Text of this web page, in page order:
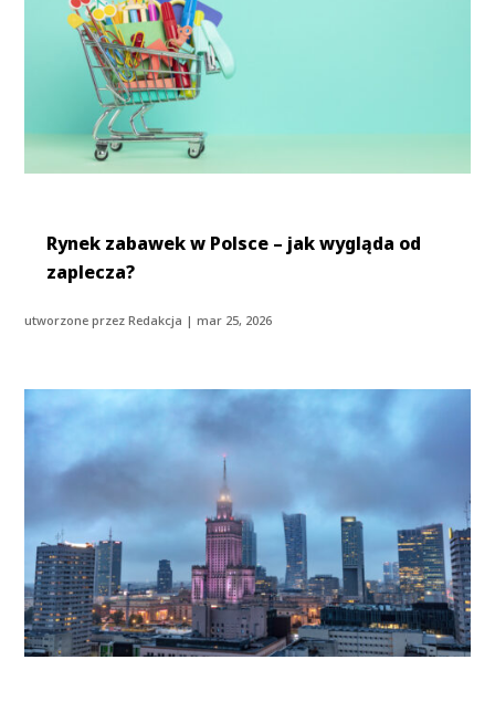
Rynek zabawek w Polsce – jak wygląda od
zaplecza?
utworzone przezRedakcja |mar 25, 2026